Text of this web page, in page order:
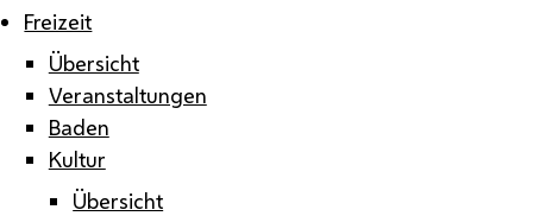
Freizeit
Übersicht
Veranstaltungen
Baden
Kultur
Übersicht